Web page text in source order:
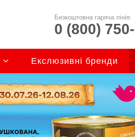
Безкоштовна гаряча лінія:
0 (800)
Екслюзивні бренди